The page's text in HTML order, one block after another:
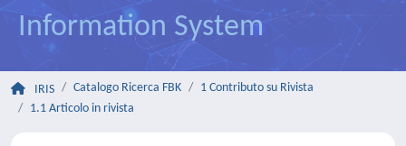
Information System
IRIS Catalogo Ricerca FBK
1 Contributo su Rivista
1.1 Articolo in rivista